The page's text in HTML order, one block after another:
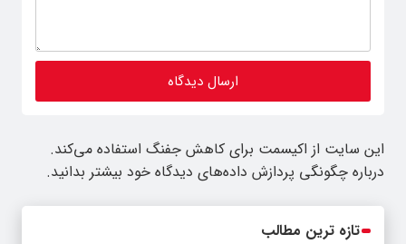
این سایت از اکیسمت برای کاهش جفنگ استفاده می‌کند.
درباره چگونگی پردازش داده‌های دیدگاه خود بیشتر بدانید.
تازه ترین مطالب